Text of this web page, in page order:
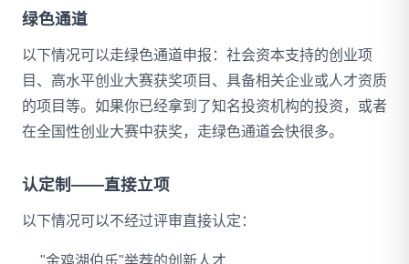
绿色通道
以下情况可以走绿色通道申报：社会资本支持的创业项
目、高水平创业大赛获奖项目、具备相关企业或人才资质
的项目等。如果你已经拿到了知名投资机构的投资，或者
在全国性创业大赛中获奖，走绿色通道会快很多。
认定制——直接立项
以下情况可以不经过评审直接认定：
"金鸡湖伯乐"举荐的创新人才